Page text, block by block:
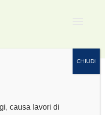
causa lavori di
CHIUDI